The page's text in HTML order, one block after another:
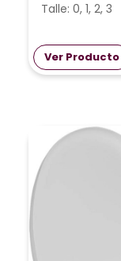
Talle: 0, 1, 2, 3
Ver Producto